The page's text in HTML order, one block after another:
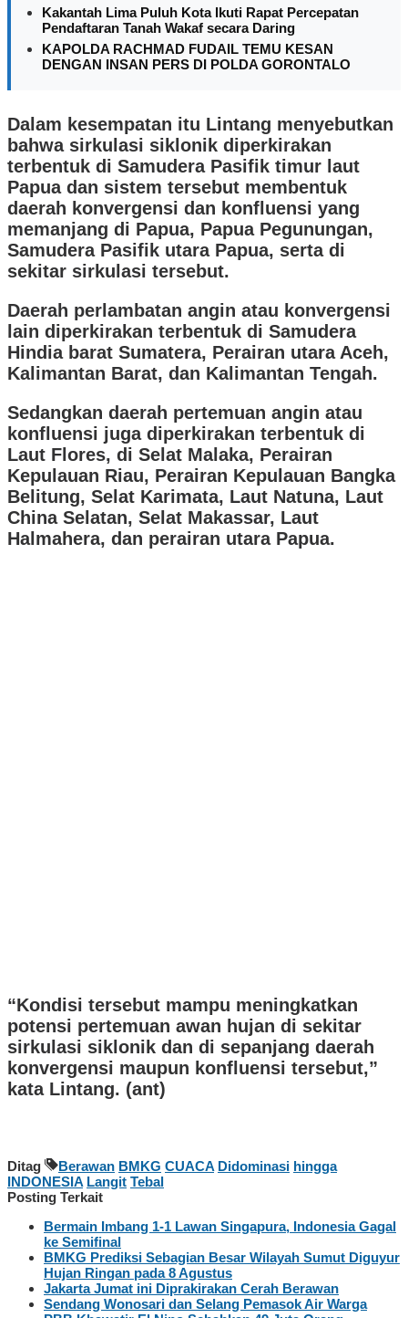
Kakantah Lima Puluh Kota Ikuti Rapat Percepatan
Pendaftaran Tanah Wakaf secara Daring
KAPOLDA RACHMAD FUDAIL TEMU KESAN
DENGAN INSAN PERS DI POLDA GORONTALO
Dalam kesempatan itu Lintang menyebutkan
bahwa sirkulasi siklonik diperkirakan
terbentuk di Samudera Pasifik timur laut
Papua dan sistem tersebut membentuk
daerah konvergensi dan konfluensi yang
memanjang di Papua, Papua Pegunungan,
Samudera Pasifik utara Papua, serta di
sekitar sirkulasi tersebut.
Daerah perlambatan angin atau konvergensi
lain diperkirakan terbentuk di Samudera
Hindia barat Sumatera, Perairan utara Aceh,
Kalimantan Barat, dan Kalimantan Tengah.
Sedangkan daerah pertemuan angin atau
konfluensi juga diperkirakan terbentuk di
Laut Flores, di Selat Malaka, Perairan
Kepulauan Riau, Perairan Kepulauan Bangka
Belitung, Selat Karimata, Laut Natuna, Laut
China Selatan, Selat Makassar, Laut
Halmahera, dan perairan utara Papua.
“Kondisi tersebut mampu meningkatkan
potensi pertemuan awan hujan di sekitar
sirkulasi siklonik dan di sepanjang daerah
konvergensi maupun konfluensi tersebut,”
kata Lintang. (ant)
Ditag Berawan BMKG CUACA Didominasi hingga
INDONESIA Langit Tebal
Posting Terkait
Bermain Imbang 1-1 Lawan Singapura, Indonesia Gagal
ke Semifinal
BMKG Prediksi Sebagian Besar Wilayah Sumut Diguyur
Hujan Ringan pada 8 Agustus
Jakarta Jumat ini Diprakirakan Cerah Berawan
Sendang Wonosari dan Selang Pemasok Air Warga